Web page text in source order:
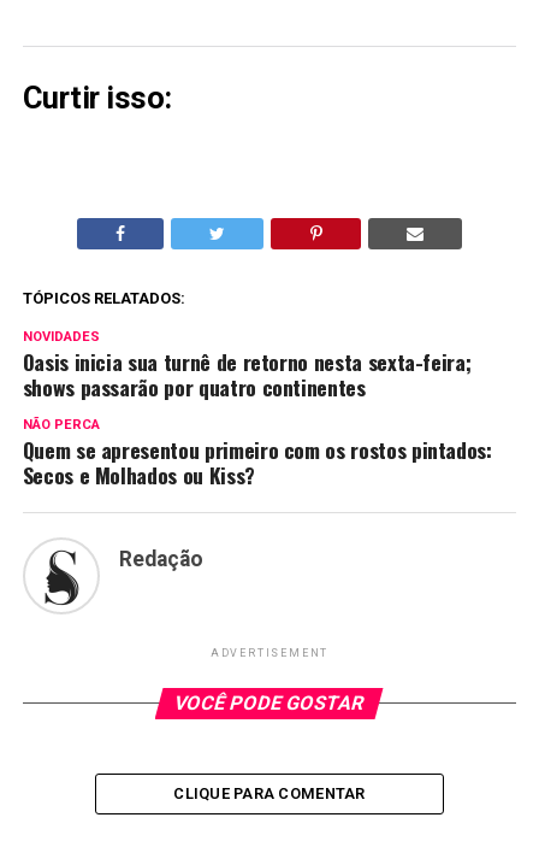
Curtir isso:
TÓPICOS RELATADOS:
NOVIDADES
Oasis inicia sua turnê de retorno nesta sexta-feira;
shows passarão por quatro continentes
NÃO PERCA
Quem se apresentou primeiro com os rostos pintados:
Secos e Molhados ou Kiss?
Redação
ADVERTISEMENT
VOCÊ PODE GOSTAR
CLIQUE PARA COMENTAR